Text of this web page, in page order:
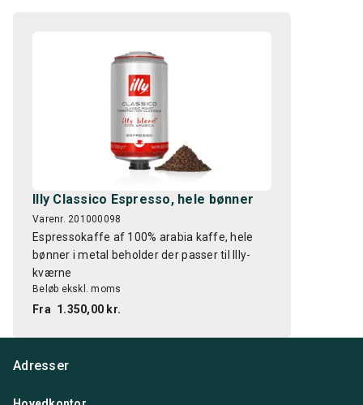
Illy Classico Espresso, hele bønner
Varenr. 201000098
Espressokaffe af 100% arabia kaffe, hele
bønner i metal beholder der passer til Illy-
kværne
Beløb ekskl. moms
Fra 1.350,00 kr.
Adresser